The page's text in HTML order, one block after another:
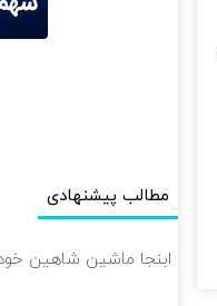
مطالب پیشنهادی
ابنجا ماشین شاهین